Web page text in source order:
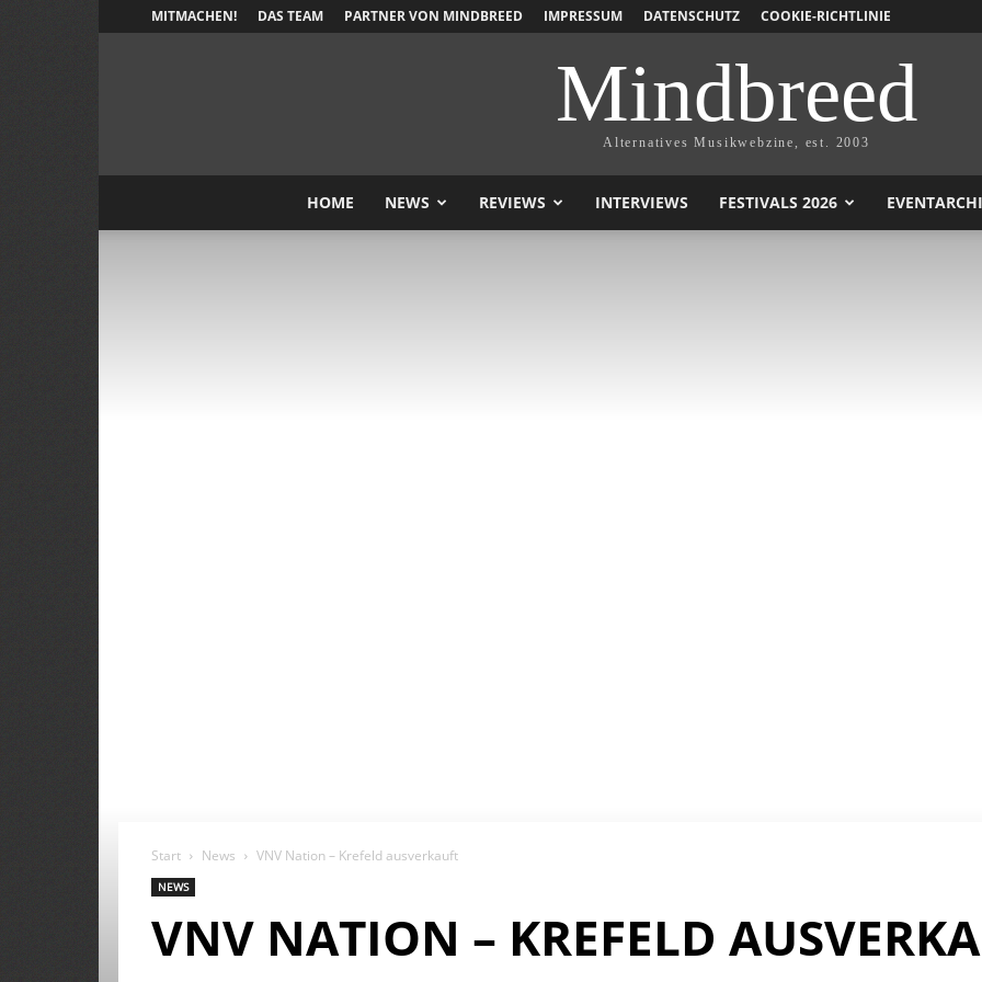
MITMACHEN! DAS TEAM PARTNER VON MINDBREED IMPRESSUM DATENSCHUTZ COOKIE-RICHTLINIE
Mindbreed
Alternatives Musikwebzine, est. 2003
HOME NEWS REVIEWS INTERVIEWS FESTIVALS 2026
Start News VNV Nation – Krefeld ausverkauft
NEWS
VNV NATION – KREFELD